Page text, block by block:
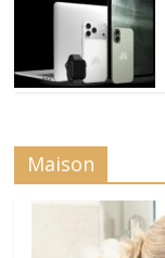
Maison